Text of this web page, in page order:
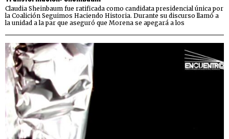
Claudia Sheinbaum fue ratificada como candidata presidencial única por
la Coalición Seguimos Haciendo Historia. Durante su discurso llamó a
la unidad a la par que aseguró que Morena se apegará a los